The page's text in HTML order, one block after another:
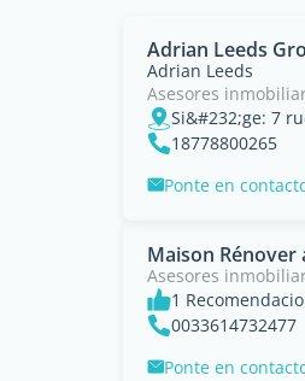
Adrian Leeds
Adrian Leeds
Asesores
Si&#232;ge: 7
18778800265
Ponte en
Maison Rénover
Asesores
1
0033614732477
Ponte en